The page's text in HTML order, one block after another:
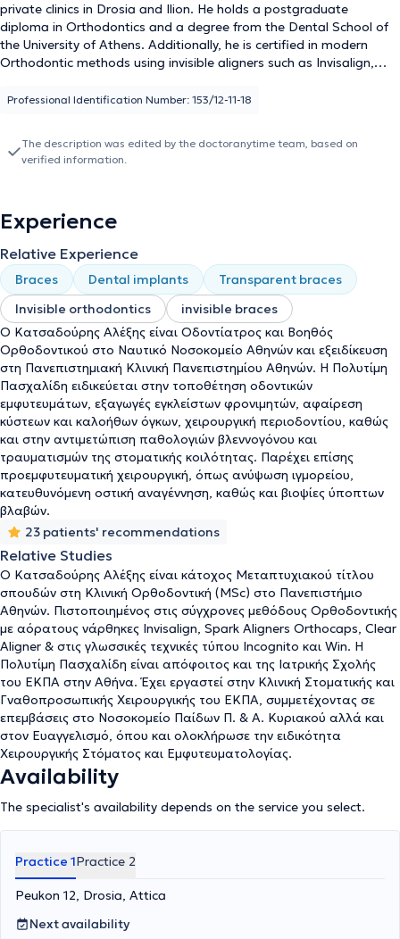
private clinics in Drosia and Ilion. He holds a postgraduate
diploma in Orthodontics and a degree from the Dental School of
the University of Athens. Additionally, he is certified in modern
Orthodontic methods using invisible aligners such as Invisalign,
Incognito and Win. The clinic offers all contemporary orthodontic
collaborates with Polytimi Paschalidi, a Specialist Oral Surgeon
and Implantologist
implants, extraction of impacted and supernumerary teeth, as well
modern and state-of-the-art facility. Ms. Paschalidi is a PhD
candidate at NKUA with research focusing on medication-related
osteonecrosis of the jaws (MRONJ) associated with antiresorptive
drugs. Finally, Katsadouris Aleksis Kai Synergates actively
participates in conferences, seminars, and workshops both in
Greece and internationally to provide his patients with the best
care by integrating the latest advancements in Orthodontics and
is a member of numerous Orthodontic societies worldwide.
Professional Identification Number: 153/12-11-18
The description was edited by the doctoranytime team, based on
verified information.
Experience
Relative Experience
Braces Dental implants
Transparent braces
Invisible orthodontics
invisible braces
Ο Κατσαδούρης Αλέξης είναι Οδοντίατρος και Βοηθός
Ορθοδοντικού στο Ναυτικό Νοσοκομείο Αθηνών και εξειδίκευση
στη Πανεπιστημιακή Κλινική Πανεπιστημίου Αθηνών. Η Πολυτίμη
Πασχαλίδη ειδικεύεται στην τοποθέτηση οδοντικών
εμφυτευμάτων, εξαγωγές εγκλείστων φρονιμητών, αφαίρεση
κύστεων και καλοήθων όγκων, χειρουργική περιοδοντίου, καθώς
και στην αντιμετώπιση παθολογιών βλεννογόνου και
τραυματισμών της στοματικής κοιλότητας. Παρέχει επίσης
προεμφυτευματική χειρουργική, όπως ανύψωση ιγμορείου,
κατευθυνόμενη οστική αναγέννηση, καθώς και βιοψίες ύποπτων
βλαβών.
23 patients' recommendations
Relative Studies
Ο Κατσαδούρης Αλέξης είναι κάτοχος Μεταπτυχιακού τίτλου
σπουδών στη Κλινική Ορθοδοντική (MSc) στο Πανεπιστήμιο
Αθηνών. Πιστοποιημένος στις σύγχρονες μεθόδους Ορθοδοντικής
με αόρατους νάρθηκες Invisalign, Spark Aligners Orthocaps, Clear
Aligner & στις γλωσσικές τεχνικές τύπου Incognito και Win. Η
Πολυτίμη Πασχαλίδη είναι απόφοιτος και της Ιατρικής Σχολής
του ΕΚΠΑ στην Αθήνα. Έχει εργαστεί στην Κλινική Στοματικής και
Γναθοπροσωπικής Χειρουργικής του ΕΚΠΑ, συμμετέχοντας σε
επεμβάσεις στο Νοσοκομείο Παίδων Π. & Α. Κυριακού αλλά και
στον Ευαγγελισμό, όπου και ολοκλήρωσε την ειδικότητα
Χειρουργικής Στόματος και Εμφυτευματολογίας.
Availability
The specialist's availability depends on the service you select.
Practice 1Practice 2
Peukon 12, Drosia, Attica
Next availability